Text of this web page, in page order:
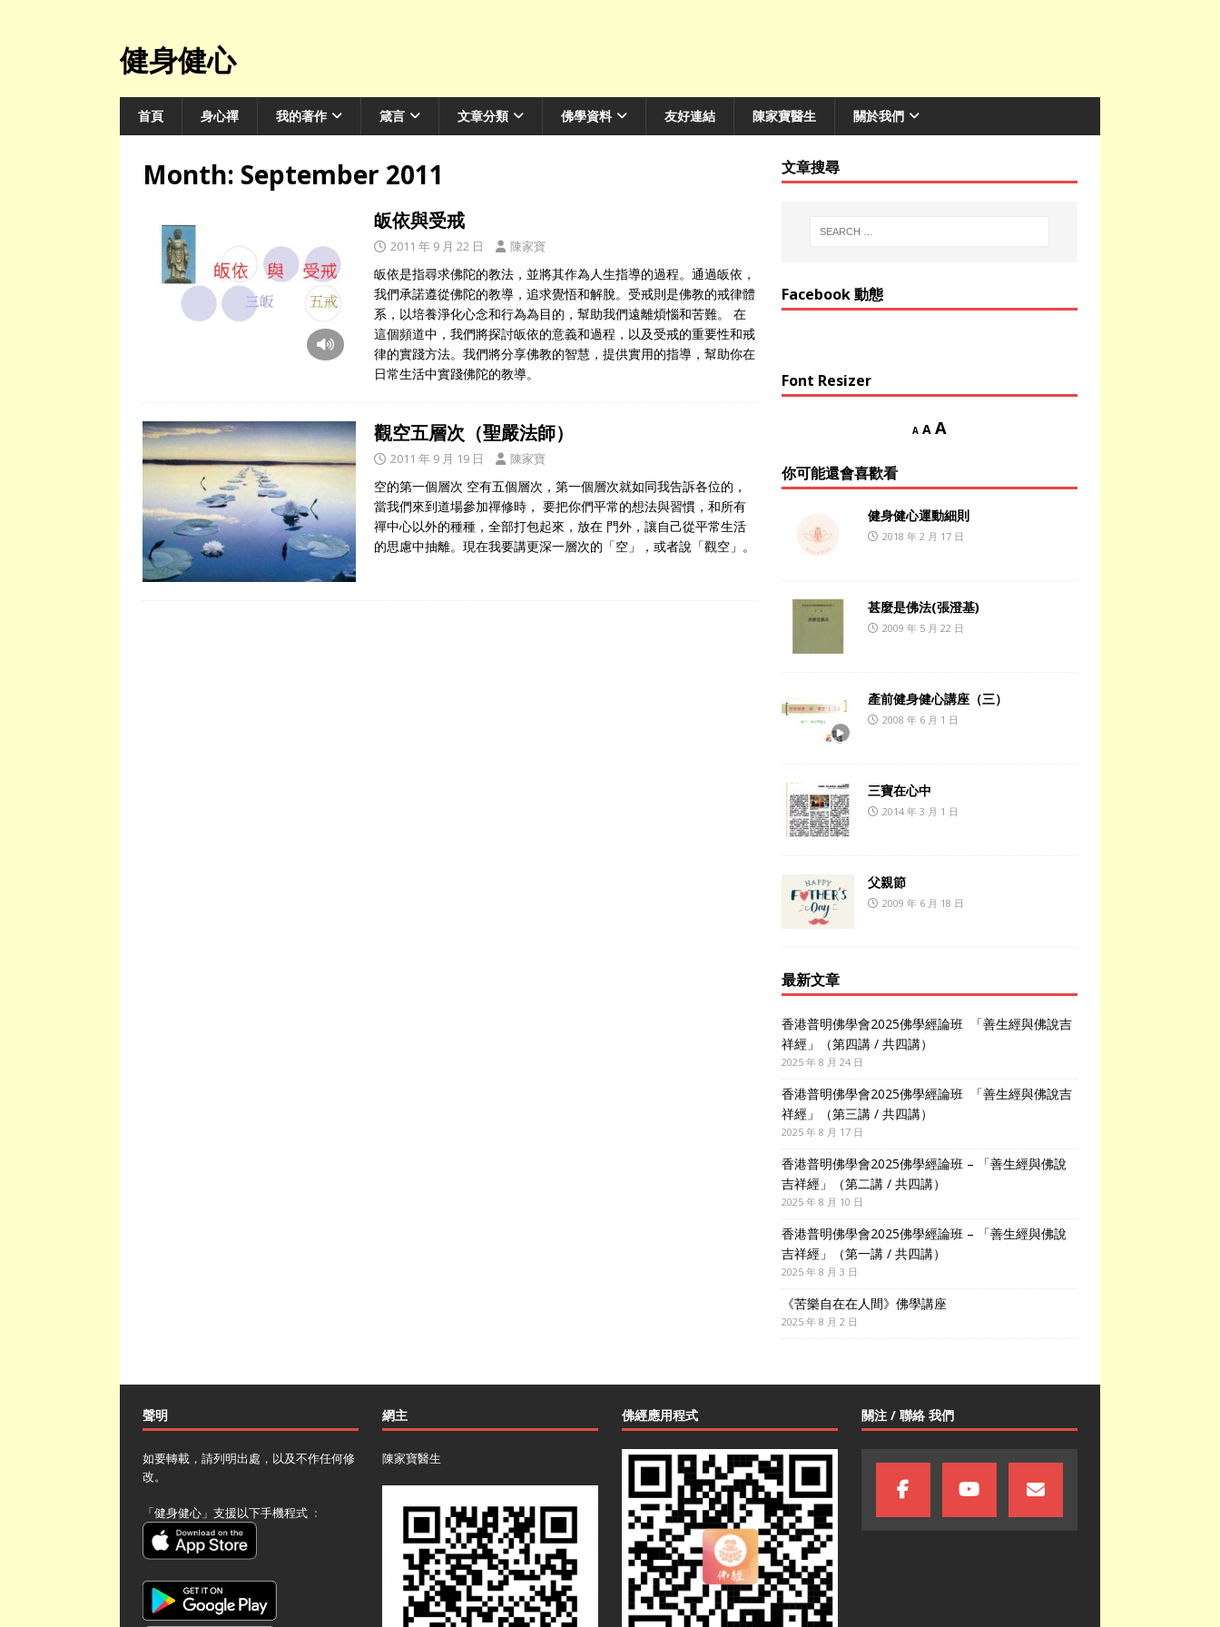
健身健心
首頁 身心禪 我的著作 箴言 文章分類 佛學資料 友好連結 陳家寶醫生 關於我們
Month: September 2011
皈依與受戒
2011 年 9 月 22 日 陳家寶
皈依是指尋求佛陀的教法，並將其作為人生指導的過程。通過皈依，
我們承諾遵從佛陀的教導，追求覺悟和解脫。受戒則是佛教的戒律體
系，以培養淨化心念和行為為目的，幫助我們遠離煩惱和苦難。 在
這個頻道中，我們將探討皈依的意義和過程，以及受戒的重要性和戒
律的實踐方法。我們將分享佛教的智慧，提供實用的指導，幫助你在
日常生活中實踐佛陀的教導。
觀空五層次（聖嚴法師）
2011 年 9 月 19 日 陳家寶
空的第一個層次 空有五個層次，第一個層次就如同我告訴各位的，
當我們來到道場參加禪修時， 要把你們平常的想法與習慣，和所有
禪中心以外的種種，全部打包起來，放在 門外，讓自己從平常生活
的思慮中抽離。現在我要講更深一層次的「空」，或者說「觀空」。
文章搜尋
Facebook 動態
Font Resizer
A A A
你可能還會喜歡看
健身健心運動細則
2018 年 2 月 17 日
甚麼是佛法(張澄基)
2009 年 5 月 22 日
產前健身健心講座（三）
2008 年 6 月 1 日
三寶在心中
2014 年 3 月 1 日
父親節
2009 年 6 月 18 日
最新文章
香港普明佛學會2025佛學經論班 「善生經與佛說吉
祥經」（第四講 / 共四講）
2025 年 8 月 24 日
香港普明佛學會2025佛學經論班 「善生經與佛說吉
祥經」（第三講 / 共四講）
2025 年 8 月 17 日
香港普明佛學會2025佛學經論班 – 「善生經與佛說
吉祥經」（第二講 / 共四講）
2025 年 8 月 10 日
香港普明佛學會2025佛學經論班 – 「善生經與佛說
吉祥經」（第一講 / 共四講）
2025 年 8 月 3 日
《苦樂自在在人間》佛學講座
2025 年 8 月 2 日
聲明
如要轉載，請列明出處，以及不作任何修
改。
「健身健心」支援以下手機程式 ﹕
網主
陳家寶醫生
佛經應用程式 關注 / 聯絡 我們